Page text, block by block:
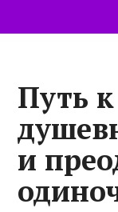
Путь
и